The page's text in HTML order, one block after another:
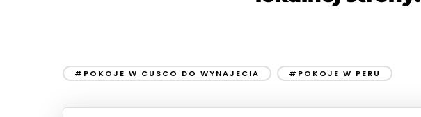
#POKOJE W CUSCO DO WYNAJECIA #POKOJE W PERU